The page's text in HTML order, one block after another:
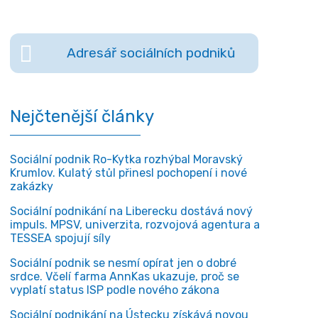
Adresář sociálních podniků
Nejčtenější články
Sociální podnik Ro-Kytka rozhýbal Moravský
Krumlov. Kulatý stůl přinesl pochopení i nové
zakázky
Sociální podnikání na Liberecku dostává nový
impuls. MPSV, univerzita, rozvojová agentura a
TESSEA spojují síly
Sociální podnik se nesmí opírat jen o dobré
srdce. Včelí farma AnnKas ukazuje, proč se
vyplatí status ISP podle nového zákona
Sociální podnikání na Ústecku získává novou